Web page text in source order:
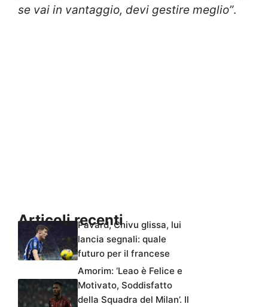
se vai in vantaggio, devi gestire meglio”.
Articoli recentiPavard, Chivu glissa, lui
lancia segnali: quale
futuro per il francese
Amorim: ‘Leao è Felice e
Motivato, Soddisfatto
della Squadra del Milan’. Il